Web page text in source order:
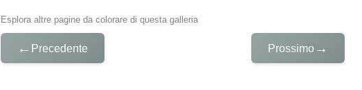
Esplora altre pagine da colorare di questa galleria
← Precedente Prossimo →